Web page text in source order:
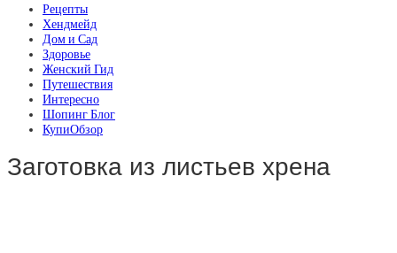
Рецепты
Хендмейд
Дом и Сад
Здоровье
Женский Гид
Путешествия
Интересно
Шопинг Блог
КупиОбзор
Заготовка из листьев хрена